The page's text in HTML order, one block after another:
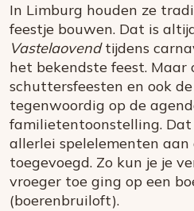
In Limburg houden ze
feestje bouwen. Dat is
Vastelaovendtijdens
het bekendste feest. Maar
schuttersfeesten en ook
tegenwoordig op de
familietentoonstelling.
allerlei spelelementen aan
toegevoegd. Zo kun je je
vroeger toe ging op een
(boerenbruiloft).